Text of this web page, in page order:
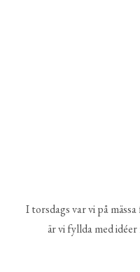
I torsdags var vi på
är vi fyllda med